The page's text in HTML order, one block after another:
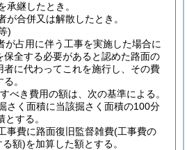
承継したとき。
が合併又は解散したとき。
)
が占用に伴う工事を実施した場合に
保全する必要があると認めた路面の
者に代わってこれを施行し、その費
。
べき費用の額は、次の基準による。
さく面積に当該掘さく面積の100分
する。
事費に路面復旧監督雑費(工事費の
る額)を加算した額とする。